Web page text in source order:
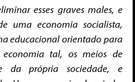
esses graves males, e
uma economia socialista,
educacional orientado para
tal, os meios de
da própria sociedade, e